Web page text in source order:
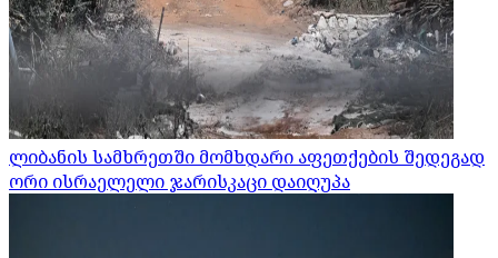
ლიბანის სამხრეთში მომხდარი აფეთქების შედეგად
ორი ისრაელელი ჯარისკაცი დაიღუპა